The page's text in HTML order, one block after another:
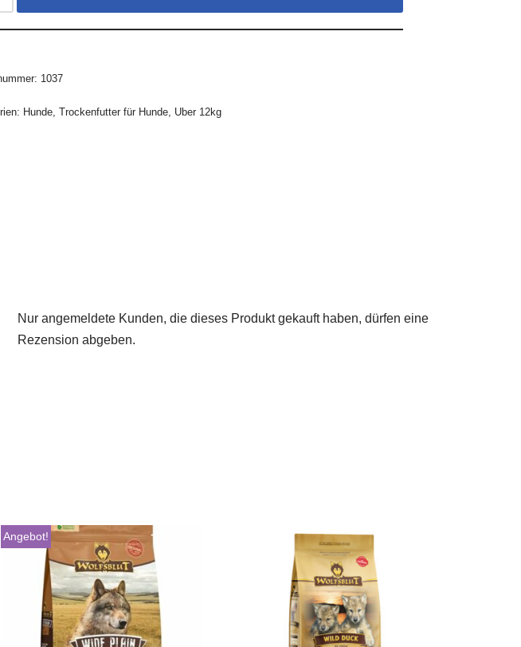
1037
Hunde,Trockenfutter für Hunde, Uber 12kg
Nur angemeldete Kunden, die dieses Produkt gekauft haben, dürfen eine
Rezension abgeben.
Angebot!